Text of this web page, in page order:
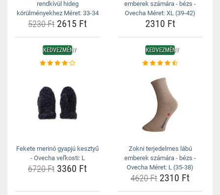
rendkívül hideg
körülményekhez Méret: 33-34
5230 Ft 2615 Ft
emberek számára - bézs -
Ovecha Méret: XL (39-42)
2310 Ft
KEDVEZMÉNY
Fekete merinó gyapjú kesztyű
- Ovecha veľkosti: L
6720 Ft 3360 Ft
KEDVEZMÉNY
Zokni terjedelmes lábú
emberek számára - bézs -
Ovecha Méret: L (35-38)
4620 Ft 2310 Ft